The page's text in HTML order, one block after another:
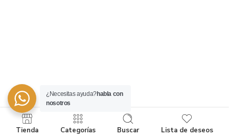
Tienda Categorías Buscar Lista de deseos
¿Necesitas ayuda?habla con
nosotros